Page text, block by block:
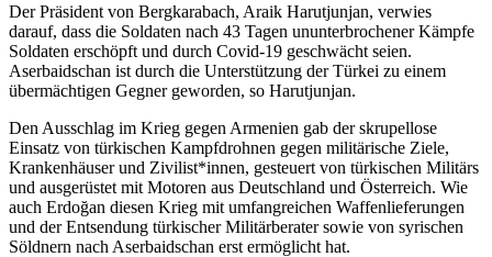
Der Präsident von Bergkarabach, Araik Harutjunjan, verwies
darauf, dass die Soldaten nach 43 Tagen ununterbrochener Kämpfe
Soldaten erschöpft und durch Covid-19 geschwächt seien.
Aserbaidschan ist durch die Unterstützung der Türkei zu einem
übermächtigen Gegner geworden, so Harutjunjan.
Den Ausschlag im Krieg gegen Armenien gab der skrupellose
Einsatz von türkischen Kampfdrohnen gegen militärische Ziele,
Krankenhäuser und Zivilist*innen, gesteuert von türkischen Militärs
und ausgerüstet mit Motoren aus Deutschland und Österreich. Wie
auch Erdoğan diesen Krieg mit umfangreichen Waffenlieferungen
und der Entsendung türkischer Militärberater sowie von syrischen
Söldnern nach Aserbaidschan erst ermöglicht hat.